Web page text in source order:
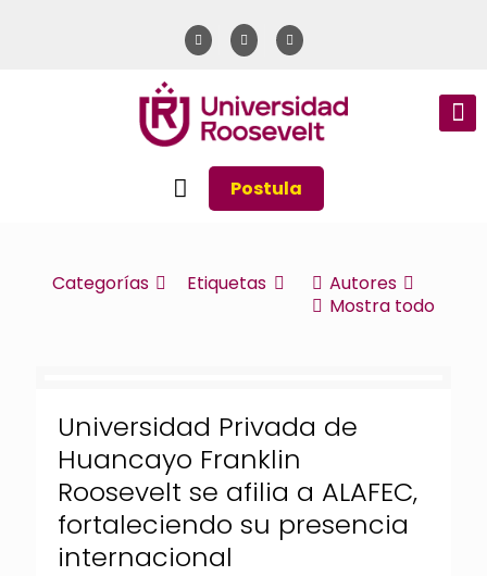
Postula
Categorías Etiquetas
Autores
Mostra todo
Universidad Privada de
Huancayo Franklin
Roosevelt se afilia a ALAFEC,
fortaleciendo su presencia
internacional